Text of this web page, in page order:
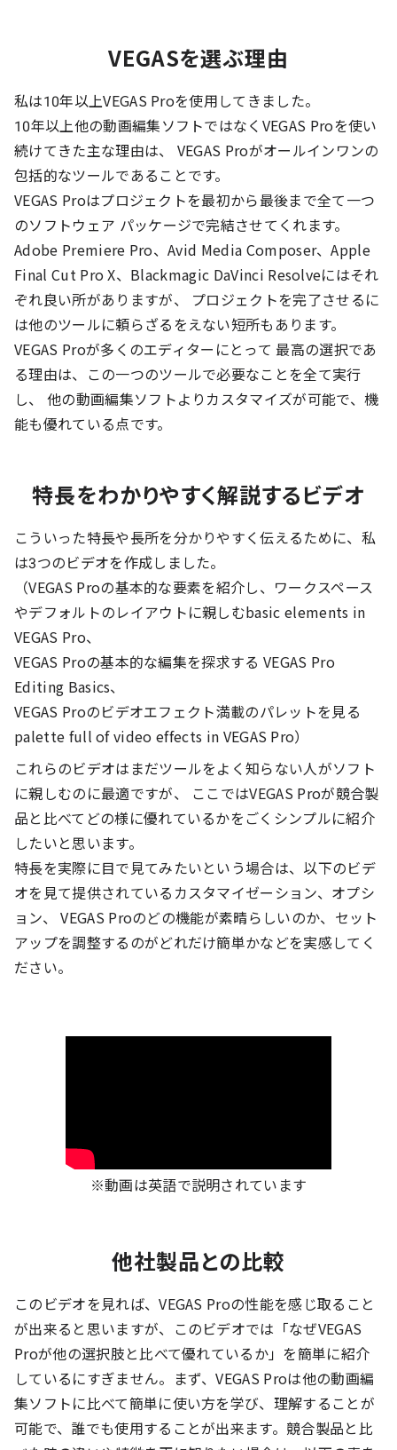
VEGASを選ぶ理由
私は10年以上VEGAS Proを使用してきました。
10年以上他の動画編集ソフトではなくVEGAS Proを使い
続けてきた主な理由は、 VEGAS Proがオールインワンの
包括的なツールであることです。
VEGAS Proはプロジェクトを最初から最後まで全て一つ
のソフトウェア パッケージで完結させてくれます。
Adobe Premiere Pro、Avid Media Composer、Apple
Final Cut Pro X、Blackmagic DaVinci Resolveにはそれ
ぞれ良い所がありますが、 プロジェクトを完了させるに
は他のツールに頼らざるをえない短所もあります。
VEGAS Proが多くのエディターにとって 最高の選択であ
る理由は、この一つのツールで必要なことを全て実行
し、 他の動画編集ソフトよりカスタマイズが可能で、機
能も優れている点です。
特長をわかりやすく解説するビデオ
こういった特長や長所を分かりやすく伝えるために、私
は3つのビデオを作成しました。
（VEGAS Proの基本的な要素を紹介し、ワークスペース
やデフォルトのレイアウトに親しむbasic elements in
VEGAS Pro、
VEGAS Proの基本的な編集を探求する VEGAS Pro
Editing Basics、
VEGAS Proのビデオエフェクト満載のパレットを見る
palette full of video effects in VEGAS Pro）
これらのビデオはまだツールをよく知らない人がソフト
に親しむのに最適ですが、 ここではVEGAS Proが競合製
品と比べてどの様に優れているかをごくシンプルに紹介
したいと思います。
特長を実際に目で見てみたいという場合は、以下のビデ
オを見て提供されているカスタマイゼーション、オプシ
ョン、 VEGAS Proのどの機能が素晴らしいのか、セット
アップを調整するのがどれだけ簡単かなどを実感してく
ださい。
※動画は英語で説明されています
他社製品との比較
このビデオを見れば、VEGAS Proの性能を感じ取ること
が出来ると思いますが、このビデオでは「なぜVEGAS
Proが他の選択肢と比べて優れているか」を簡単に紹介
しているにすぎません。まず、VEGAS Proは他の動画編
集ソフトに比べて簡単に使い方を学び、理解することが
可能で、誰でも使用することが出来ます。競合製品と比